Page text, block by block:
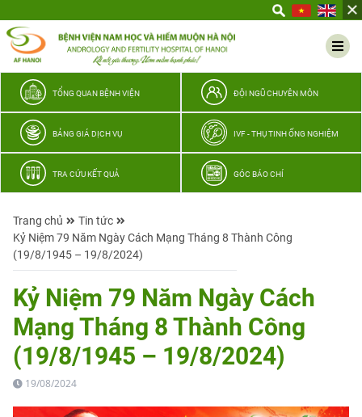
thương
TỔNG QUAN BỆNH VIỆN ĐỘI NGŨ CHUYÊN MÔN
BẢNG GIÁ DỊCH VỤ IVF - THỤ TINH ỐNG NGHIỆM
TRA CỨU KẾT QUẢ GÓC BÁO CHÍ
Trang chủ
Tin tức
Kỷ Niệm 79 Năm Ngày Cách Mạng Tháng 8 Thành Công
(19/8/1945 – 19/8/2024)
Kỷ Niệm 79 Năm Ngày Cách
Mạng Tháng 8 Thành Công
(19/8/1945 – 19/8/2024)
19/08/2024